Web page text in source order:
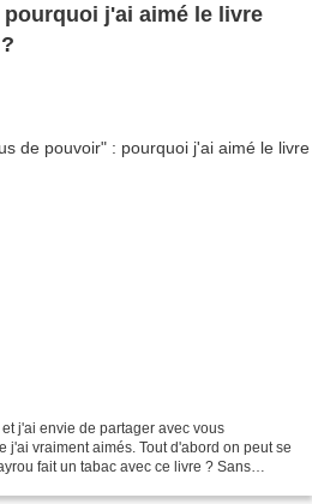
j'ai aimé le livre
j'ai envie de partager avec vous
j'ai vraiment aimés. Tout d'abord on peut se
fait un tabac avec ce livre ? Sans